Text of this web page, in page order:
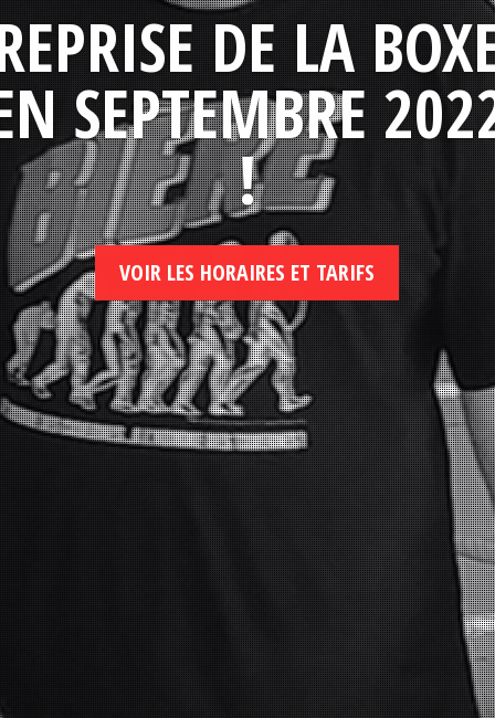
DE LA
SEPTEMBRE
!
VOIR LES HORAIRES ET TARIFS